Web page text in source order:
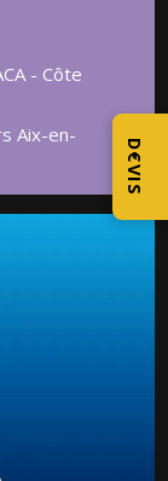
- Côte
Aix-en-
D€VIS